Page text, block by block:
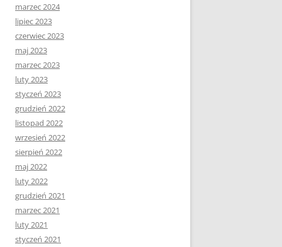
marzec 2024
lipiec 2023
czerwiec 2023
maj 2023
marzec 2023
luty 2023
styczeń 2023
grudzień 2022
listopad 2022
wrzesień 2022
sierpień 2022
maj 2022
luty 2022
grudzień 2021
marzec 2021
luty 2021
styczeń 2021